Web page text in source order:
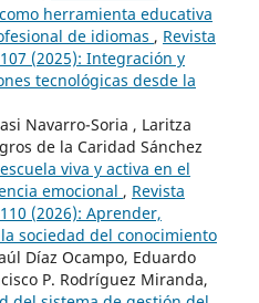
herramienta educativa
de idiomas , Revista
(2025): Integración y
tecnológicas desde la
Navarro-Soria , Laritza
de la Caridad Sánchez
viva y activa en el
emocional , Revista
(2026): Aprender,
sociedad del conocimiento
Díaz Ocampo, Eduardo
P. Rodríguez Miranda,